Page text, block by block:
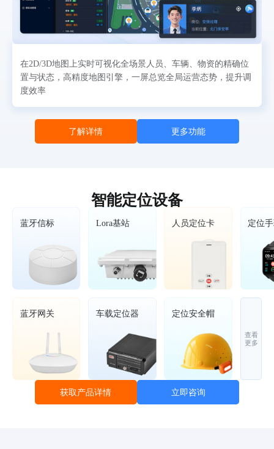
在2D/3D地图上实时可视化全场景人员、车辆、物资的精确位
置与状态，高精度地图引擎，一屏总览全局运营态势，提升调
度效率
了解详情 更多功能
智能定位设备
蓝牙信标 Lora基站 人员定位卡 定位
蓝牙网关 车载定位器 定位安全帽
查看
更多
获取产品详情 立即咨询